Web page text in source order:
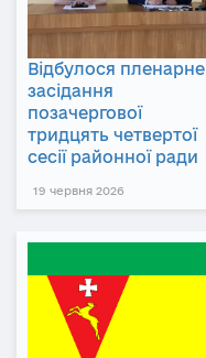
Відбулося пленарне
засідання
позачергової
тридцять четвертої
сесії районної ради
19 червня 2026